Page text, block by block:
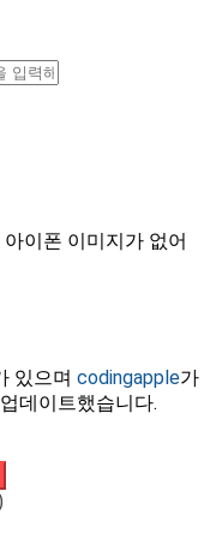
아이폰 이미지가 없어
있으며 codingapple가
데이트했습니다.